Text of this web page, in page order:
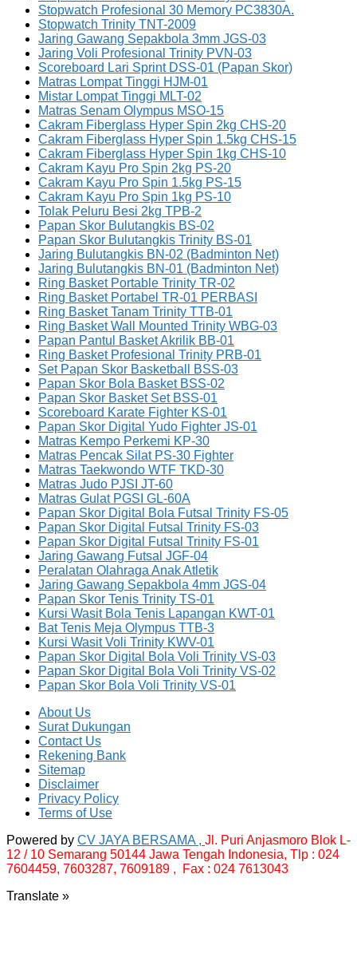
Stopwatch Profesional 30 Memory PC3830A.
Stopwatch Trinity TNT-2009
Jaring Gawang Sepakbola 3mm JGS-03
Jaring Voli Profesional Trinity PVN-03
Scoreboard Lari Sprint DSS-01 (Papan Skor)
Matras Lompat Tinggi HJM-01
Mistar Lompat Tinggi MLT-02
Matras Senam Olympus MSO-15
Cakram Fiberglass Hyper Spin 2kg CHS-20
Cakram Fiberglass Hyper Spin 1.5kg CHS-15
Cakram Fiberglass Hyper Spin 1kg CHS-10
Cakram Kayu Pro Spin 2kg PS-20
Cakram Kayu Pro Spin 1.5kg PS-15
Cakram Kayu Pro Spin 1kg PS-10
Tolak Peluru Besi 2kg TPB-2
Papan Skor Bulutangkis BS-02
Papan Skor Bulutangkis Trinity BS-01
Jaring Bulutangkis BN-02 (Badminton Net)
Jaring Bulutangkis BN-01 (Badminton Net)
Ring Basket Portable Trinity TR-02
Ring Basket Portabel TR-01 PERBASI
Ring Basket Tanam Trinity TTB-01
Ring Basket Wall Mounted Trinity WBG-03
Papan Pantul Basket Akrilik BB-01
Ring Basket Profesional Trinity PRB-01
Set Papan Skor Basketball BSS-03
Papan Skor Bola Basket BSS-02
Papan Skor Basket Set BSS-01
Scoreboard Karate Fighter KS-01
Papan Skor Digital Yudo Fighter JS-01
Matras Kempo Perkemi KP-30
Matras Pencak Silat PS-30 Fighter
Matras Taekwondo WTF TKD-30
Matras Judo PJSI JT-60
Matras Gulat PGSI GL-60A
Papan Skor Digital Bola Futsal Trinity FS-05
Papan Skor Digital Futsal Trinity FS-03
Papan Skor Digital Futsal Trinity FS-01
Jaring Gawang Futsal JGF-04
Peralatan Olahraga Anak Atletik
Jaring Gawang Sepakbola 4mm JGS-04
Papan Skor Tenis Trinity TS-01
Kursi Wasit Bola Tenis Lapangan KWT-01
Bat Tenis Meja Olympus TTB-3
Kursi Wasit Voli Trinity KWV-01
Papan Skor Digital Bola Voli Trinity VS-03
Papan Skor Digital Bola Voli Trinity VS-02
Papan Skor Bola Voli Trinity VS-01
About Us
Surat Dukungan
Contact Us
Rekening Bank
Sitemap
Disclaimer
Privacy Policy
Terms of Use
Powered by CV JAYA BERSAMA , Jl. Puri Anjasmoro Blok L-
12 / 10 Semarang 50144 Jawa Tengah Indonesia, Tlp : 024
7604459, 7603287, 7609189 , Fax : 024 7613043
Translate »